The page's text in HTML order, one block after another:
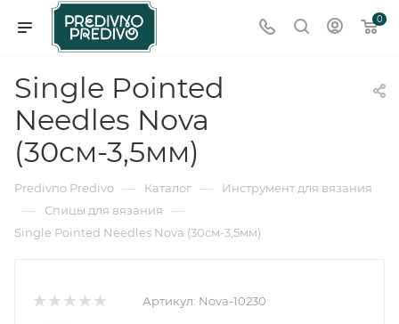
0
Single Pointed
Needles Nova
(30см-3,5мм)
Predivno Predivo — Каталог — Инструмент для вязания
— Спицы для вязания —
Single Pointed Needles Nova (30см-3,5мм)
Артикул: Nova-10230